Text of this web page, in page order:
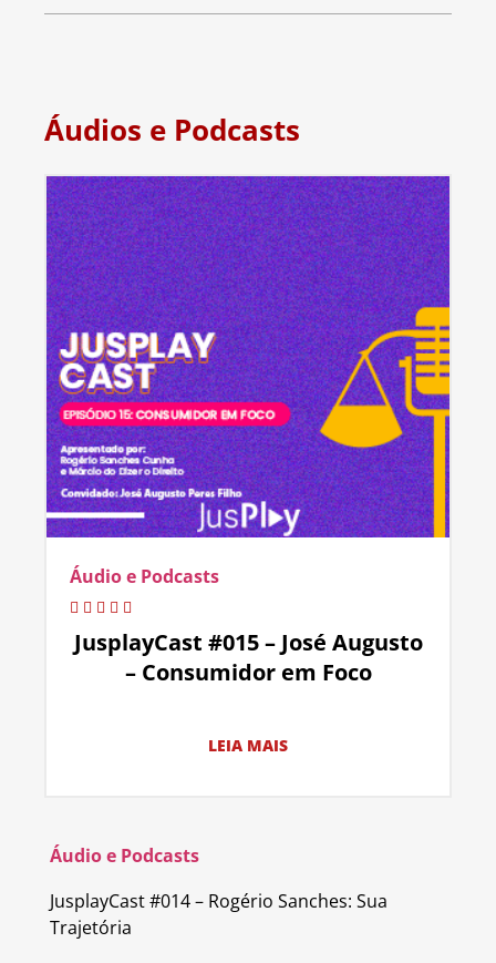
Áudios e Podcasts
Áudio e Podcasts
JusplayCast #015 – José Augusto
– Consumidor em Foco
LEIA MAIS
Áudio e Podcasts
JusplayCast #014 – Rogério Sanches: Sua
Trajetória